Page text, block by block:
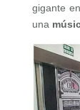
gigante
una